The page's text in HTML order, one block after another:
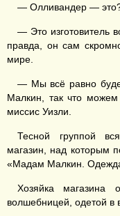
— Олливандер —
— Это изготовитель
правда, он сам
мире.
— Мы всё равно
Малкин, так что
миссис Уизли.
Тесной группой
магазин, над которым
«Мадам Малкин.
Хозяйка магазина
волшебницей, одетой в